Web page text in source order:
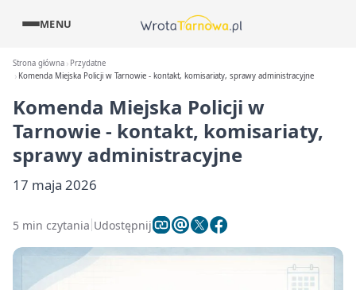
MENU
Strona główna
Przydatne
Komenda Miejska Policji w Tarnowie - kontakt, komisariaty, sprawy administracyjne
Komenda Miejska Policji w
Tarnowie - kontakt, komisariaty,
sprawy administracyjne
17 maja 2026
5 min czytania Udostępnij